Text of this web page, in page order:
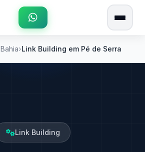
Bahia Link Building em Pé de Serra
Link Building